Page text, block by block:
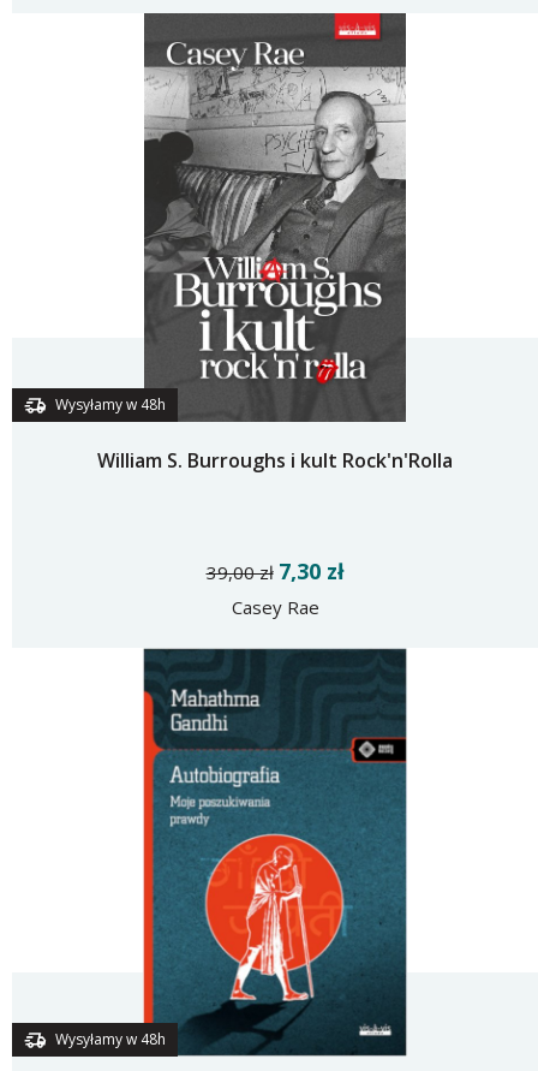
Wysyłamy w 48h
William S. Burroughs i kult Rock'n'Rolla
39,00 zł 7,30 zł
Casey Rae
Wysyłamy w 48h